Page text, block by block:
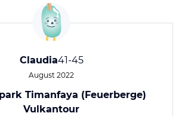
Claudia41-45
August 2022
Timanfaya (Feuerberge)
Vulkantour